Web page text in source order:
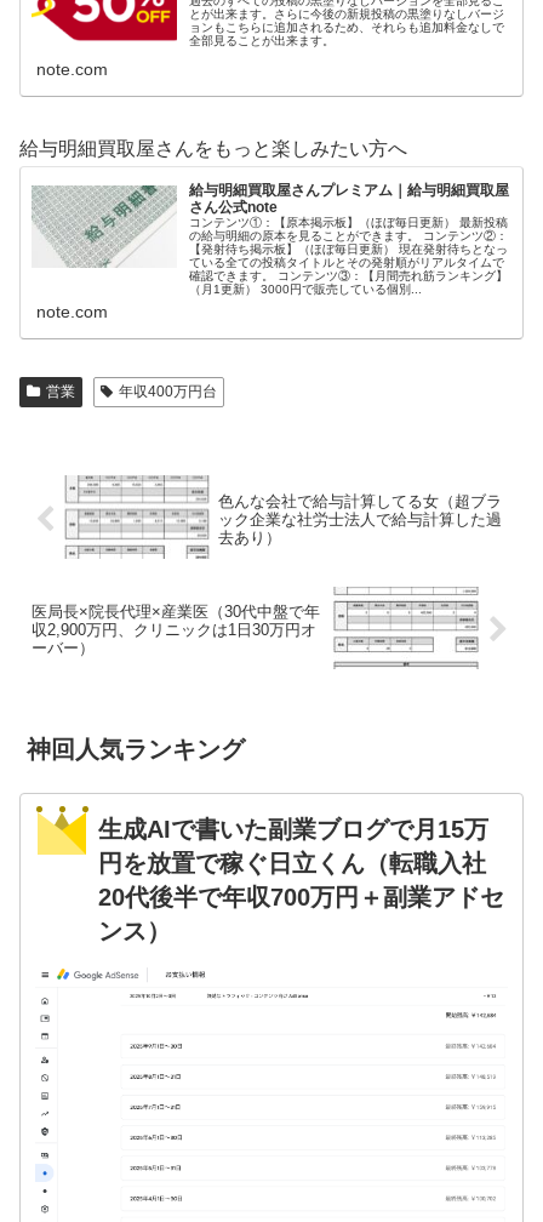
とが出来ます。さらに今後の新規投稿の黒塗りなしバージ
ョンもこちらに追加されるため、それらも追加料金なしで
全部見ることが出来ます。
note.com
給与明細買取屋さんをもっと楽しみたい方へ
給与明細買取屋さんプレミアム｜給与明細買取屋
さん公式note
コンテンツ①：【原本掲示板】（ほぼ毎日更新） 最新投稿
の給与明細の原本を見ることができます。 コンテンツ②：
【発射待ち掲示板】（ほぼ毎日更新） 現在発射待ちとなっ
ている全ての投稿タイトルとその発射順がリアルタイムで
確認できます。 コンテンツ③：【月間売れ筋ランキング】
（月1更新） 3000円で販売している個別...
note.com
営業 年収400万円台
色んな会社で給与計算してる女（超ブラ
ック企業な社労士法人で給与計算した過
去あり）
医局長×院長代理×産業医（30代中盤で年
収2,900万円、クリニックは1日30万円オ
ーバー）
神回人気ランキング
生成AIで書いた副業ブログで月15万
円を放置で稼ぐ日立くん（転職入社
20代後半で年収700万円＋副業アドセ
ンス）